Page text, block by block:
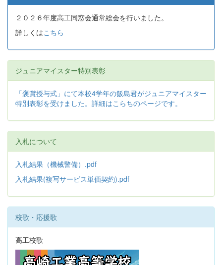
２０２６年度高工同窓会通常総会を行いました。
詳しくはこちら
ジュニアマイスター特別表彰
「褒賞授与式」にて本校4学年の飯島君がジュニアマイスター
特別表彰を受けました。詳細はこらちのページです。
入札について
入札結果（機械警備）.pdf
入札結果(複写サービス単価契約).pdf
校歌・応援歌
高工校歌